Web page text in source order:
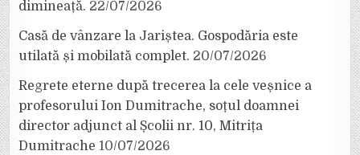
dimineață. 22/07/2026
Casă de vânzare la Jariștea. Gospodăria este
utilată și mobilată complet. 20/07/2026
Regrete eterne după trecerea la cele veșnice a
profesorului Ion Dumitrache, soțul doamnei
director adjunct al Școlii nr. 10, Mitrița
Dumitrache 10/07/2026